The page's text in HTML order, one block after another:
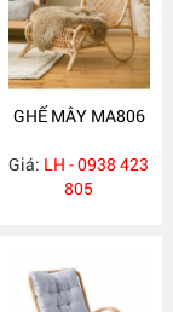
GHẾ MÂY MA806
Giá: LH - 0938 423
805